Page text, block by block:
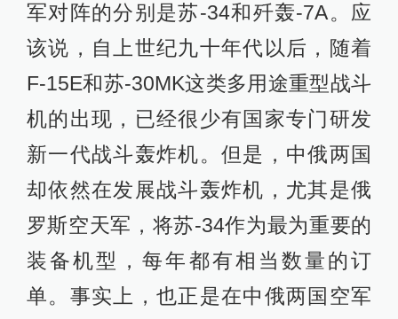
军对阵的分别是苏-34和歼轰-7A。应
该说，自上世纪九十年代以后，随着
F-15E和苏-30MK这类多用途重型战斗
机的出现，已经很少有国家专门研发
新一代战斗轰炸机。但是，中俄两国
却依然在发展战斗轰炸机，尤其是俄
罗斯空天军，将苏-34作为最为重要的
装备机型，每年都有相当数量的订
单。事实上，也正是在中俄两国空军